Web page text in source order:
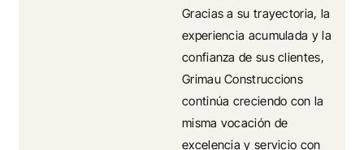
Gracias a su trayectoria, la
experiencia acumulada y la
confianza de sus clientes,
Grimau Construccions
continúa creciendo con la
misma vocación de
excelencia y servicio con